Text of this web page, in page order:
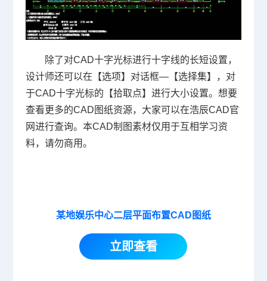
除了对CAD十字光标进行十字线的长短设置，
设计师还可以在【选项】对话框—【选择集】，对
于CAD十字光标的【拾取点】进行大小设置。想要
查看更多的CAD图纸资源，大家可以在浩辰CAD官
网进行查询。本CAD制图素材仅用于互相学习资
料，请勿商用。
某地娱乐中心二层平面布置CAD图纸
立即查看